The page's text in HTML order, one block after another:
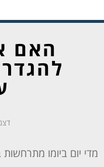
האם
דצמבר
מדי יום ביומו